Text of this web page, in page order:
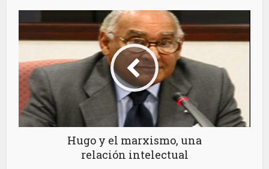
Hugo y el marxismo, una
relación intelectual